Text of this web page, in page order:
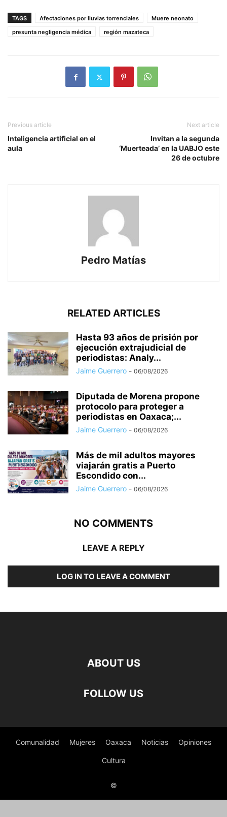
TAGS Afectaciones por lluvias torrenciales
Muere neonato
presunta negligencia médica
región mazateca
Previous article
Inteligencia artificial en el
aula
Next article
Invitan a la segunda
‘Muerteada’ en la UABJO este
26 de octubre
Pedro Matías
RELATED ARTICLES
Hasta 93 años de prisión por
ejecución extrajudicial de
periodistas: Analy...
Jaime Guerrero - 06/08/2026
Diputada de Morena propone
protocolo para proteger a
periodistas en Oaxaca;...
Jaime Guerrero - 06/08/2026
Más de mil adultos mayores
viajarán gratis a Puerto
Escondido con...
Jaime Guerrero - 06/08/2026
NO COMMENTS
LEAVE A REPLY
LOG IN TO LEAVE A COMMENT
ABOUT US
FOLLOW US
Comunalidad Mujeres Oaxaca Noticias Opiniones
Cultura
©